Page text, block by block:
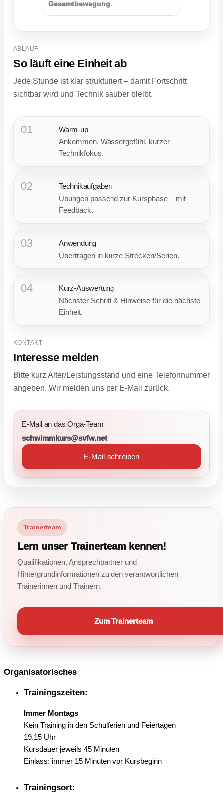
Gesamtbewegung.
ABLAUF
So läuft eine Einheit ab
Jede Stunde ist klar strukturiert – damit Fortschritt
sichtbar wird und Technik sauber bleibt.
01
Warm-up
Ankommen, Wassergefühl, kurzer
Technikfokus.
02
Technikaufgaben
Übungen passend zur Kursphase – mit
Feedback.
03
Anwendung
Übertragen in kurze Strecken/Serien.
04
Kurz-Auswertung
Nächster Schritt & Hinweise für die nächste
Einheit.
KONTAKT
Interesse melden
Bitte kurz Alter/Leistungsstand und eine Telefonnummer
angeben. Wir melden uns per E-Mail zurück.
E-Mail an das Orga-Team
schwimmkurs@svfw.net
E-Mail schreiben
Trainerteam
Lern unser Trainerteam kennen!
Qualifikationen, Ansprechpartner und
Hintergrundinformationen zu den verantwortlichen
Trainerinnen und Trainern.
Zum Trainerteam
Organisatorisches
Trainingszeiten:
Immer Montags
Kein Training in den Schulferien und Feiertagen
19.15 Uhr
Kursdauer jeweils 45 Minuten
Einlass: immer 15 Minuten vor Kursbeginn
Trainingsort: